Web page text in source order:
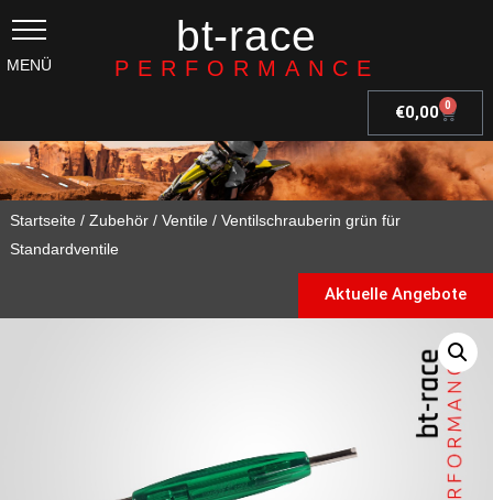
bt-race
PERFORMANCE
€0,00 0
Startseite / Zubehör/ Ventile / Ventilschrauberin grün für
Standardventile
Aktuelle Angebote